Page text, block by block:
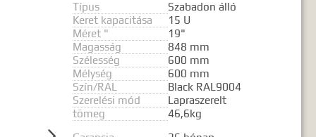
kifejezést.
Típus
Szabadon álló
Keret kapacitása
15 U
Méret "
19"
Magasság
848 mm
Szélesség
600 mm
Mélység
600 mm
Szín/RAL
Black RAL9004
Szerelési mód
Lapraszerelt
tömeg
46,6kg